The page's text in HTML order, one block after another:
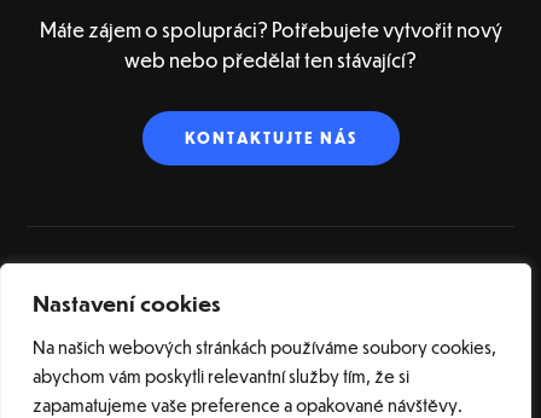
Nastavení cookies
Na našich webových stránkách používáme soubory cookies,
abychom vám poskytli relevantní služby tím, že si
zapamatujeme vaše preference a opakované návštěvy.
Máte zájem o spolupráci? Potřebujete vytvořit nový
web nebo předělat ten stávající?
KONTAKTUJTE NÁS
ÚVOD O NÁS
SLOVNÍK POJMŮ KONTAKT